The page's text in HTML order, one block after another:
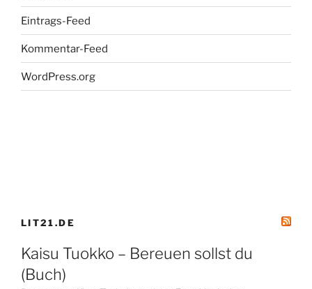
Eintrags-Feed
Kommentar-Feed
WordPress.org
LIT21.DE
Kaisu Tuokko – Bereuen sollst du
(Buch)